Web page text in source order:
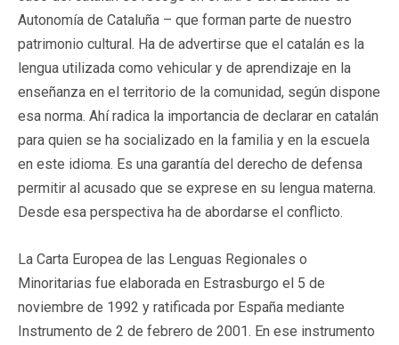
Autonomía de Cataluña – que forman parte de nuestro
patrimonio cultural. Ha de advertirse que el catalán es la
lengua utilizada como vehicular y de aprendizaje en la
enseñanza en el territorio de la comunidad, según dispone
esa norma. Ahí radica la importancia de declarar en catalán
para quien se ha socializado en la familia y en la escuela
en este idioma. Es una garantía del derecho de defensa
permitir al acusado que se exprese en su lengua materna.
Desde esa perspectiva ha de abordarse el conflicto.
La Carta Europea de las Lenguas Regionales o
Minoritarias fue elaborada en Estrasburgo el 5 de
noviembre de 1992 y ratificada por España mediante
Instrumento de 2 de febrero de 2001. En ese instrumento